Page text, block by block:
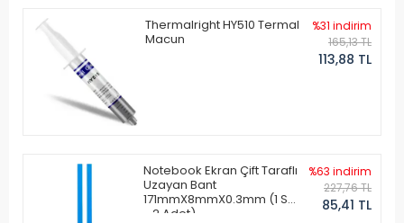
Thermalright HY510 Termal
Macun
%31 indirim
165,13 TL
113,88 TL
Notebook Ekran Çift Taraflı
Uzayan Bant
171mmX8mmX0.3mm (1 Set
- 2 Adet)
%63 indirim
227,76 TL
85,41 TL